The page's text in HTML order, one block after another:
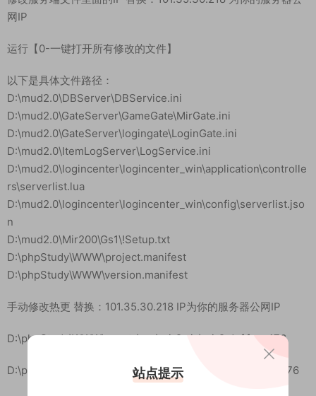
网IP
运行【0-一键打开所有修改的文件】
以下是具体文件路径：
D:\mud2.0\DBServer\DBService.ini
D:\mud2.0\GateServer\GameGate\MirGate.ini
D:\mud2.0\GateServer\logingate\LoginGate.ini
D:\mud2.0\ItemLogServer\LogService.ini
D:\mud2.0\logincenter\logincenter_win\application\controlle
rs\serverlist.lua
D:\mud2.0\logincenter\logincenter_win\config\serverlist.jso
n
D:\mud2.0\Mir200\Gs1\!Setup.txt
D:\phpStudy\WWW\project.manifest
D:\phpStudy\WWW\version.manifest
手动修改热更 替换：101.35.30.218 IP为你的服务器公网IP
D:\phpStudy\WWW\assets\res\mir2.zip\mir2.def.fugu176
D:\phpStudy\WWW\assets\res\mir264.zip\mir2.def.fugu176
站点提示